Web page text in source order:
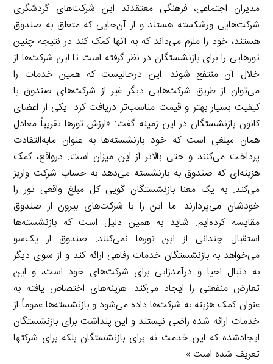
مدیران اجتماعی، فرهنگی معتقدند این شرکت‌های گردشگری
شرکت‌هایی ورشکسته هستند و از آن‌جایی که متعلق به صندوق
هستند، خود را ملزم می‌داند که به آنها کمک کند در نتیجه چنین
تورهایی را برای بازنشستگان در نظر گرفته است تا این شرکت‌ها از
خلال آن منتفع شوند. این درحالیست که همین خدمات را
می‌توان از طریق شرکت‌هایی دیگر غیر از شرکت‌های صندوق با
کیفیت بسیار بهتر و قیمت مناسب‌تر دریافت کرد. یکی از اعضای
کانون بازنشستگان در این زمینه گفت: «ارزش تورها تقریباً معادل
همان مبلغی است که خود بازنشسته‌ها به عنوان مابه‌التفادت
پرداخت می‌کنند و حتی بالاتر از این میزان است. درواقع، کمک
هزینه‌ای که صندوق به بازنشسته می‌دهد به حساب شرکت واریز
می‌کند. به یک معنا بازنشستگان گویی کل مبلغ واقعی تور را
خودشان می‌پردازند. ما این را با شرکت‌های بیرون از صندوق
مقایسه کرده‌ایم. شاید به همین دلیل است که بازنشسته‌ها
استقبال چندانی از این تورها نمی‌کنند. صندوق از یک‌سو
می‌خواهد به بازنشستگان خدمات رفاهی ارائه کند و از سوی دیگر
به دنبال احیا و درآمدزایی برای شرکت‌های خود است، و این
تعارض منفعتی را ایجاد می‌کند. هزینه‌های اختصاص یافته به
عنوان کمک هزینه به شرکت‌ها داده می‌شود و بازنشسته‌ها عموماً از
خدمات ارائه شده راضی نیستند و این پنداشت برای بازنشستگان
ایجادشده که این خدمت نه برای بازنشستگان بلکه برای شرکتها
تعریف شده است.»